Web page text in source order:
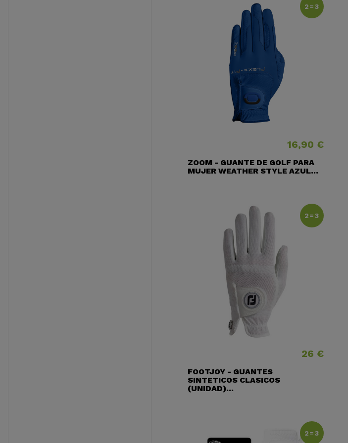
2=3
Precio
16,90 €
ZOOM - GUANTE DE GOLF PARA
MUJER WEATHER STYLE AZUL...
2=3
Precio
26 €
FOOTJOY - GUANTES
SINTETICOS CLASICOS
(UNIDAD)...
2=3